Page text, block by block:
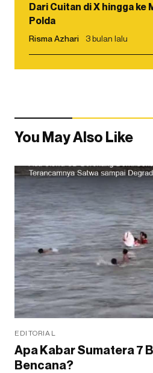
Dari Cuitan di X hingga ke
Polda
Risma Azhari 3 bulan lalu
You May Also Like
EDITORIAL
Apa Kabar Sumatera 7
Bencana?